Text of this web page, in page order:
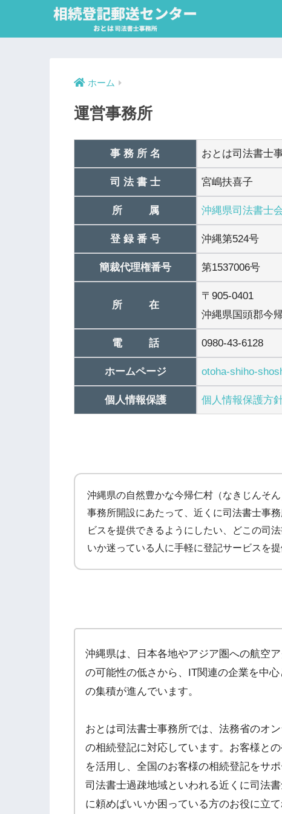
ホーム
運営事務所
事 務 所 名 おとは司法書士
司 法 書 士 宮嶋扶喜子
所 属 沖縄県司法書士
登 録 番 号 沖縄第524号
簡裁代理権番号 第1537006号
所 在
〒905-0401
沖縄県国頭郡今
電 話 0980-43-6128
ホームページ otoha-shiho-
個人情報保護 個人情報保護方
沖縄県の自然豊かな今帰仁村（なきじんそん
事務所開設にあたって、近くに司法書士事
ビスを提供できるようにしたい、どこの司
いか迷っている人に手軽に登記サービスを提
沖縄県は、日本各地やアジア圏への航空
の可能性の低さから、IT関連の企業を中
の集積が進んでいます。
おとは司法書士事務所では、法務省のオ
の相続登記に対応しています。お客様と
を活用し、全国のお客様の相続登記をサポ
司法書士過疎地域といわれる近くに司法
に頼めばいいか困っている方のお役に立て